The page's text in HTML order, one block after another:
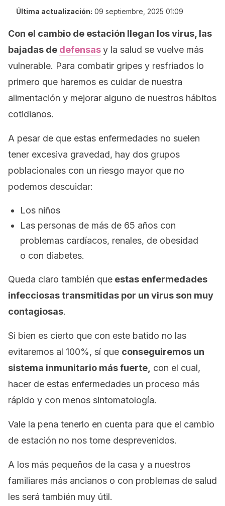
Última actualización: 09 septiembre, 2025 01:09
Con el cambio de estación llegan los virus, las
bajadas de defensasy la salud se vuelve más
vulnerable. Para combatir gripes y resfriados lo
primero que haremos es cuidar de nuestra
alimentación y mejorar alguno de nuestros hábitos
cotidianos.
A pesar de que estas enfermedades no suelen
tener excesiva gravedad, hay dos grupos
poblacionales con un riesgo mayor que no
podemos descuidar:
Los niños
Las personas de más de 65 años con
problemas cardíacos, renales, de obesidad
o con diabetes.
Queda claro también que estas enfermedades
infecciosas transmitidas por un virus son muy
contagiosas.
Si bien es cierto que con este batido no las
evitaremos al 100%, sí que conseguiremos un
sistema inmunitario más fuerte, con el cual,
hacer de estas enfermedades un proceso más
rápido y con menos sintomatología.
Vale la pena tenerlo en cuenta para que el cambio
de estación no nos tome desprevenidos.
A los más pequeños de la casa y a nuestros
familiares más ancianos o con problemas de salud
les será también muy útil.